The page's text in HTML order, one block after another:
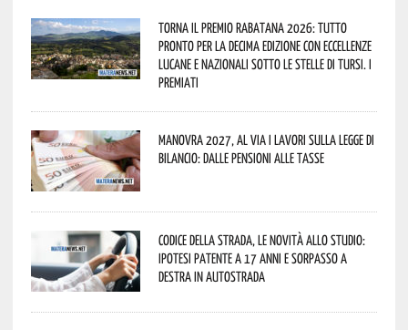
Torna il Premio Rabatana 2026: tutto
pronto per la decima edizione con eccellenze
lucane e nazionali sotto le stelle di Tursi. I
premiati
Manovra 2027, al via i lavori sulla Legge di
Bilancio: dalle pensioni alle tasse
Codice della strada, le novità allo studio:
ipotesi patente a 17 anni e sorpasso a
destra in autostrada